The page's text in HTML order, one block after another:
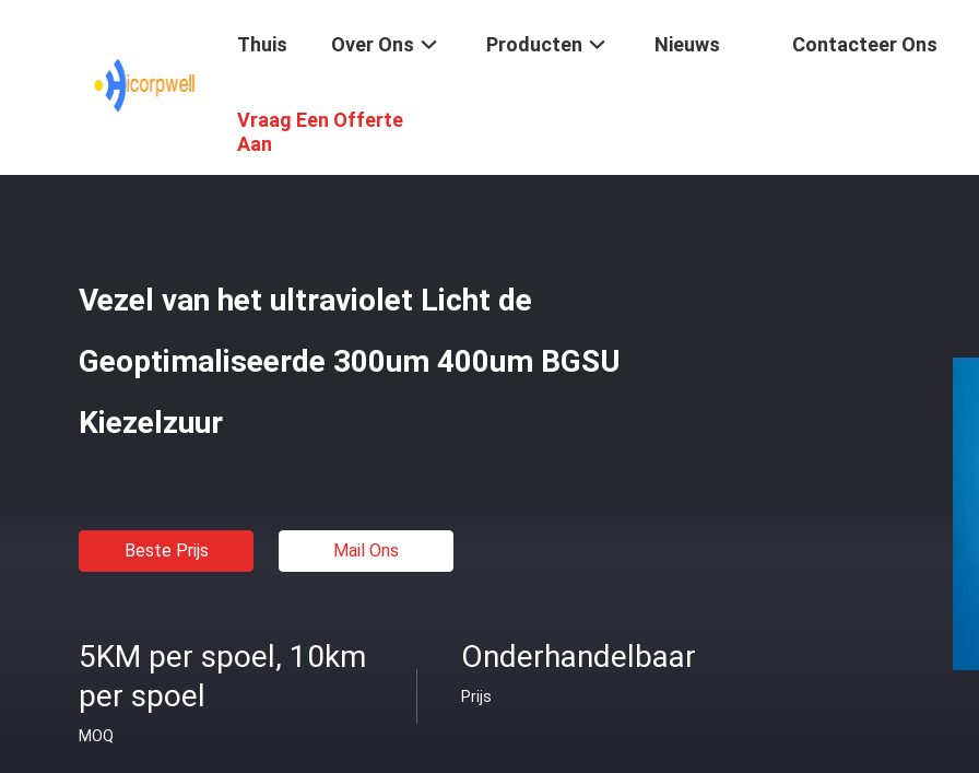
Thuis Over Ons Producten Nieuws Contacteer Ons
Vraag Een Offerte
Aan
Naakte Optische Vezel /
Vezel van het ultraviolet Licht de
Geoptimaliseerde 300um 400um BGSU
Kiezelzuur
Beste Prijs Mail Ons
5KM per spoel, 10km
per spoel
MOQ
Onderhandelbaar
Prijs